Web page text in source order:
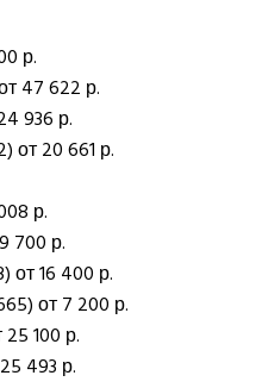
р.
47 622 р.
936 р.
от 20 661 р.
р.
700 р.
от 16 400 р.
от 7 200 р.
25 100 р.
493 р.